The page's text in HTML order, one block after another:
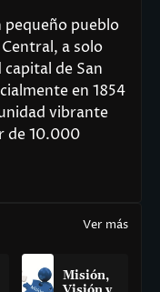
pequeño pueblo
a solo
de San
en 1854
vibrante
de 10.000
Ver más
Misión,